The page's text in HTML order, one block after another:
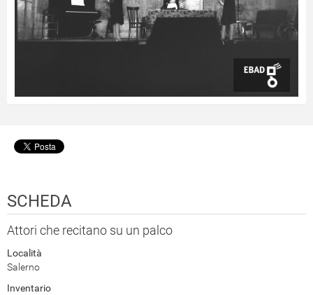
SCHEDA
Attori che recitano su un palco
Località
Salerno
Inventario